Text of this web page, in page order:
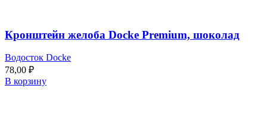
Кронштейн желоба Docke Premium, шоколад
Водосток Docke
78,00 ₽
В корзину